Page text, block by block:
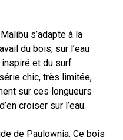
s’adapte à la
du bois, sur l’eau
inspiré et du surf
chic, très limitée,
sur ces longueurs
croiser sur l’eau.
de Paulownia. Ce bois